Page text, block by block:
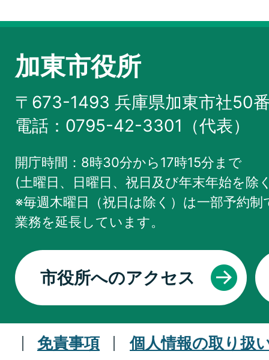
加東市役所
〒673-1493 兵庫県加東市社50
電話：0795-42-3301（代表）
開庁時間：8時30分から17時15分まで
(土曜日、日曜日、祝日及び年末年始を除
※毎週木曜日（祝日は除く）は一部予約
業務を延長しています。
市役所へのアクセス
免責事項
個人情報の取り扱